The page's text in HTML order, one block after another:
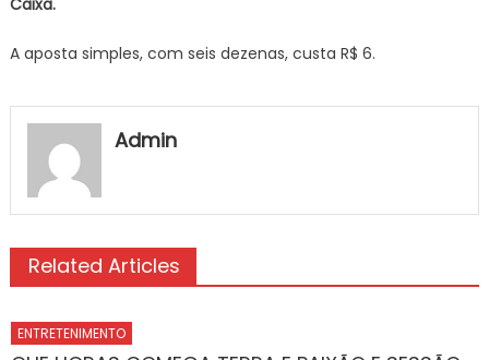
Caixa.
A aposta simples, com seis dezenas, custa R$ 6.
Admin
Related Articles
ENTRETENIMENTO